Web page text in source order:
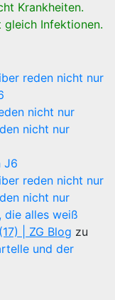
Krankheiten.
gleich Infektionen.
reden nicht nur
nicht nur
nicht nur
J6
reden nicht nur
nicht nur
alles weiß
| ZG Blog zu
und der